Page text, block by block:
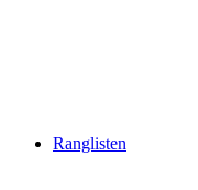
Ranglisten